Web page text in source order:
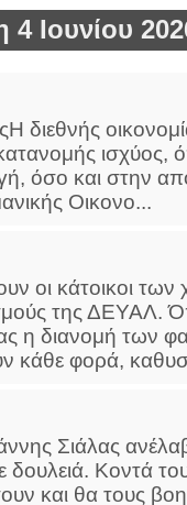
4 Ιουνίου
ισχύος,
όσο και στην
Οικονο...
οι κάτοικοι
της ΔΕΥΑΛ.
η διανομή των
φορά,
Σιάλας
δουλειά. Κοντά
και θα τους